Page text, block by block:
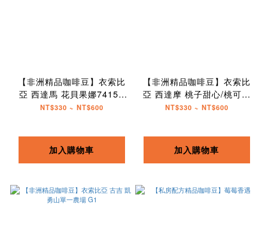
【非洲精品咖啡豆】衣索比
亞 西達馬 花貝果娜74158
TOP G1
NT$330 ~ NT$600
加入購物車
【非洲精品咖啡豆】衣索比
亞 西達摩 桃子甜心/桃可可
G1 日曬
NT$330 ~ NT$600
加入購物車